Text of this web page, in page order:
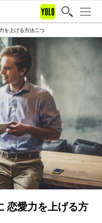
を上げる方法二つ
恋愛力を上げる方